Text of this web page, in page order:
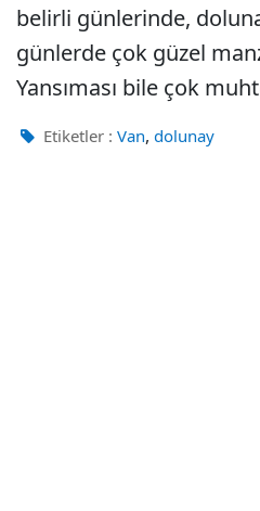
belirli günlerinde,
günlerde çok güzel
Yansıması bile çok
Etiketler : Van, dolunay